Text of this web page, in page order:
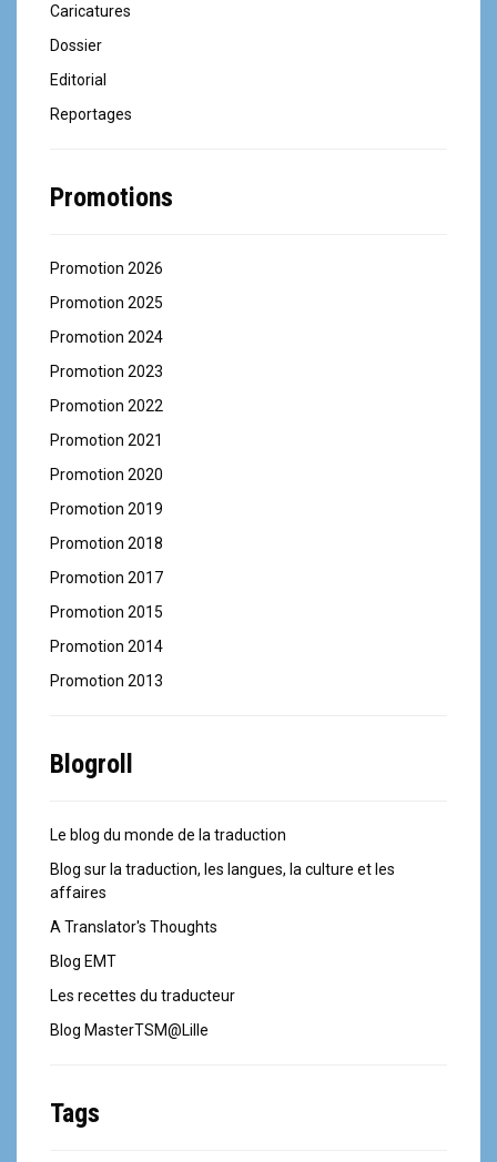
Caricatures
Dossier
Editorial
Reportages
Promotions
Promotion 2026
Promotion 2025
Promotion 2024
Promotion 2023
Promotion 2022
Promotion 2021
Promotion 2020
Promotion 2019
Promotion 2018
Promotion 2017
Promotion 2015
Promotion 2014
Promotion 2013
Blogroll
Le blog du monde de la traduction
Blog sur la traduction, les langues, la culture et les
affaires
A Translator's Thoughts
Blog EMT
Les recettes du traducteur
Blog MasterTSM@Lille
Tags